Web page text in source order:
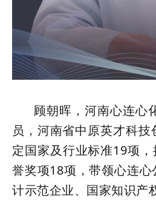
顾朝晖，河南心连心
员，河南省中原英才科
定国家及行业标准19项
誉奖项18项，带领心连
计示范企业、国家知识产